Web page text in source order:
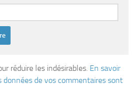
réduire les indésirables. En savoir
données de vos commentaires sont